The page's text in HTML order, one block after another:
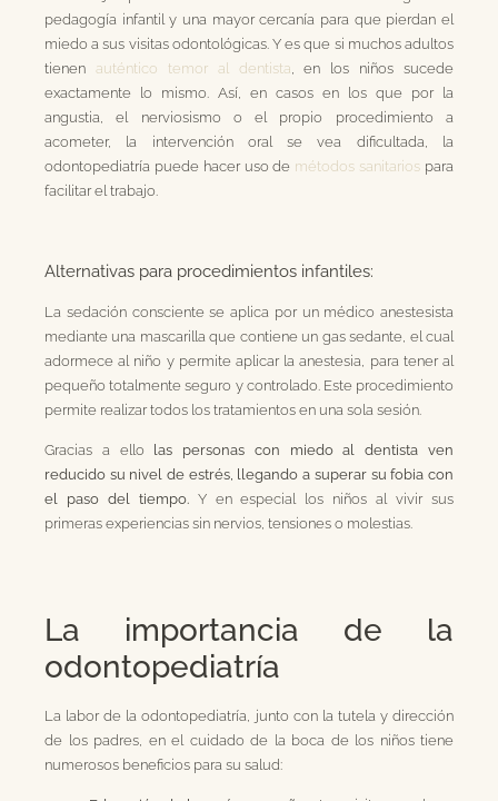
pedagogía infantil y una mayor cercanía para que pierdan el
miedo a sus visitas odontológicas. Y es que si muchos adultos
tienen auténtico temor al dentista , en los niños sucede
exactamente lo mismo. Así, en casos en los que por la
angustia, el nerviosismo o el propio procedimiento a
acometer, la intervención oral se vea dificultada, la
odontopediatría puede hacer uso de métodos sanitarios para
facilitar el trabajo.
Alternativas para procedimientos infantiles:
La sedación consciente se aplica por un médico anestesista
mediante una mascarilla que contiene un gas sedante, el cual
adormece al niño y permite aplicar la anestesia, para tener al
pequeño totalmente seguro y controlado. Este procedimiento
permite realizar todos los tratamientos en una sola sesión.
Gracias a ello las personas con miedo al dentista ven
reducido su nivel de estrés, llegando a superar su fobia con
el paso del tiempo.Y en especial los niños al vivir sus
primeras experiencias sin nervios, tensiones o molestias.
La importancia de la
odontopediatría
La labor de la odontopediatría, junto con la tutela y dirección
de los padres, en el cuidado de la boca de los niños tiene
numerosos beneficios para su salud: